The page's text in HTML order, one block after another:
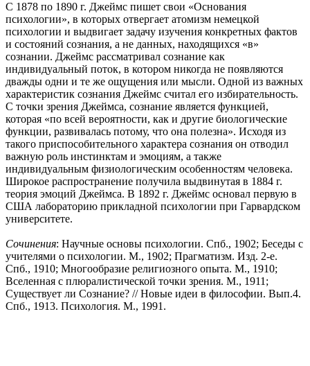
С 1878 по 1890 г. Джеймс пишет свои «Основания
психологии», в которых отвергает атомизм немецкой
психологии и выдвигает задачу изучения конкретных фактов
и состояний сознания, а не данных, находящихся «в»
сознании. Джеймс рассматривал сознание как
индивидуальный поток, в котором никогда не появляются
дважды одни и те же ощущения или мысли. Одной из важных
характеристик сознания Джеймс считал его избирательность.
С точки зрения Джеймса, сознание является функцией,
которая «по всей вероятности, как и другие биологические
функции, развивалась потому, что она полезна». Исходя из
такого приспособительного характера сознания он отводил
важную роль инстинктам и эмоциям, а также
индивидуальным физиологическим особенностям человека.
Широкое распространение получила выдвинутая в 1884 г.
теория эмоций Джеймса. В 1892 г. Джеймс основал первую в
США лабораторию прикладной психологии при Гарвардском
университете.
Сочинения: Научные основы психологии. Спб., 1902; Беседы с
учителями о психологии. М., 1902; Прагматизм. Изд. 2-е.
Спб., 1910; Многообразие религиозного опыта. М., 1910;
Вселенная с плюралистической точки зрения. М., 1911;
Существует ли Сознание? // Новые идеи в философии. Вып.4.
Спб., 1913. Психология. М., 1991.